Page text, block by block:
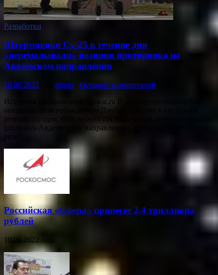
Разработки
Штурмовики Су-25 в течение дня
«перемалывали» позиции противника на
Авдеевском направлении
10.06.2022 admin
Оставьте комментарий
Источник изображения: topwar.ru В ходе продолжающейся
операции по освобождению Донбасса от войск киевского
режима сегодня, если можно так выразиться, особое внимание
уделялось Авдеевскому направлению. Несмотря на то, что на
ряде …
Российская «Сфера» принесет 2,4 триллиона
рублей
10.06.2022